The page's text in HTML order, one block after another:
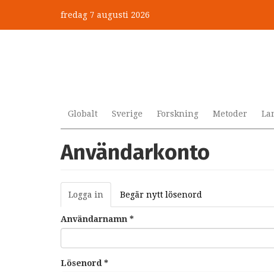
huvudinnehåll
fredag 7 augusti 2026
Globalt Sverige Forskning Metoder
Användarkonto
Primära
flikar
Logga in (aktiv
flik)
Begär nytt lösenord
Användarnamn *
Lösenord *